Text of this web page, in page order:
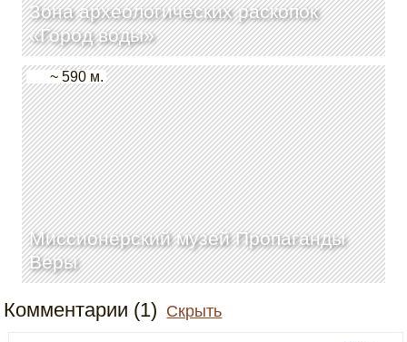
Зона археологических раскопок
«Город воды»
Миссионерский музей Пропаганды
Веры
~ 590 м.
Комментарии (1) Скрыть